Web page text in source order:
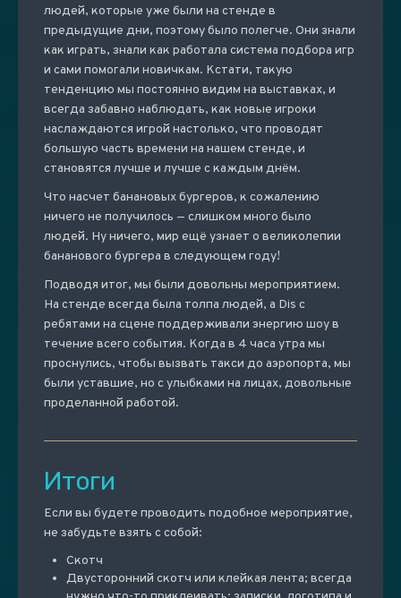
людей, которые уже были на стенде в
предыдущие дни, поэтому было полегче. Они знали
как играть, знали как работала система подбора игр
и сами помогали новичкам. Кстати, такую
тенденцию мы постоянно видим на выставках, и
всегда забавно наблюдать, как новые игроки
наслаждаются игрой настолько, что проводят
большую часть времени на нашем стенде, и
становятся лучше и лучше с каждым днём.
Что насчет банановых бургеров, к сожалению
ничего не получилось — слишком много было
людей. Ну ничего, мир ещё узнает о великолепии
бананового бургера в следующем году!
Подводя итог, мы были довольны мероприятием.
На стенде всегда была толпа людей, а Dis с
ребятами на сцене поддерживали энергию шоу в
течение всего события. Когда в 4 часа утра мы
проснулись, чтобы вызвать такси до аэропорта, мы
были уставшие, но с улыбками на лицах, довольные
проделанной работой.
Итоги
Если вы будете проводить подобное мероприятие,
не забудьте взять с собой:
Скотч
Двусторонний скотч или клейкая лента; всегда